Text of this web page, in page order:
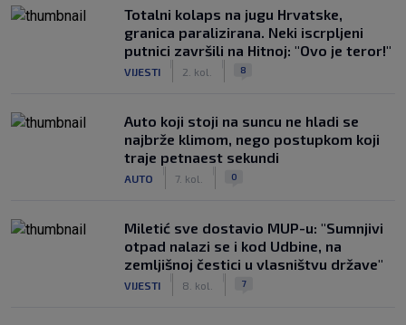
Totalni kolaps na jugu Hrvatske,
granica paralizirana. Neki iscrpljeni
putnici završili na Hitnoj: "Ovo je teror!"
VIJESTI 2. kol. 8
Auto koji stoji na suncu ne hladi se
najbrže klimom, nego postupkom koji
traje petnaest sekundi
AUTO 7. kol. 0
Miletić sve dostavio MUP-u: "Sumnjivi
otpad nalazi se i kod Udbine, na
zemljišnoj čestici u vlasništvu države"
VIJESTI 8. kol. 7